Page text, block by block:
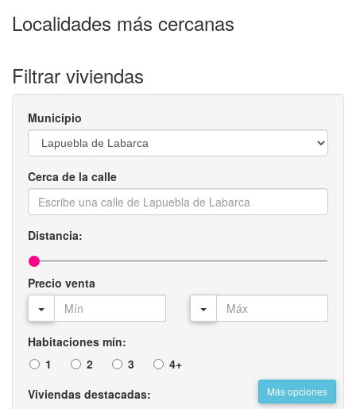
Localidades más cercanas
Filtrar viviendas
Municipio
Cerca de la calle
Distancia:
Precio venta
Habitaciones mín:
1
2 3 4+
Más opciones
Viviendas destacadas: